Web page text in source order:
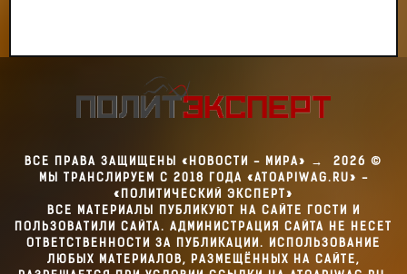
ВСЕ ПРАВА ЗАЩИЩЕНЫ «НОВОСТИ - МИРА» → 2026 ©
МЫ ТРАНСЛИРУЕМ С 2018 ГОДА «ATOAPIWAG.RU» -
«ПОЛИТИЧЕСКИЙ ЭКСПЕРТ»
ВСЕ МАТЕРИАЛЫ ПУБЛИКУЮТ НА САЙТЕ ГОСТИ И
ПОЛЬЗОВАТИЛИ САЙТА. АДМИНИСТРАЦИЯ САЙТА НЕ НЕСЕТ
ОТВЕТСТВЕННОСТИ ЗА ПУБЛИКАЦИИ. ИСПОЛЬЗОВАНИЕ
ЛЮБЫХ МАТЕРИАЛОВ, РАЗМЕЩЁННЫХ НА САЙТЕ,